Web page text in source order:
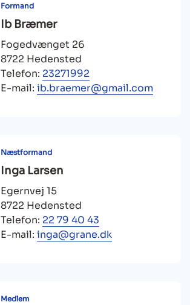
Formand
Ib Bræmer
Fogedvænget 26
8722 Hedensted
Telefon: 23271992
E-mail: ib.braemer@gmail.com
Næstformand
Inga Larsen
Egernvej 15
8722 Hedensted
Telefon: 22 79 40 43
E-mail: inga@grane.dk
Medlem